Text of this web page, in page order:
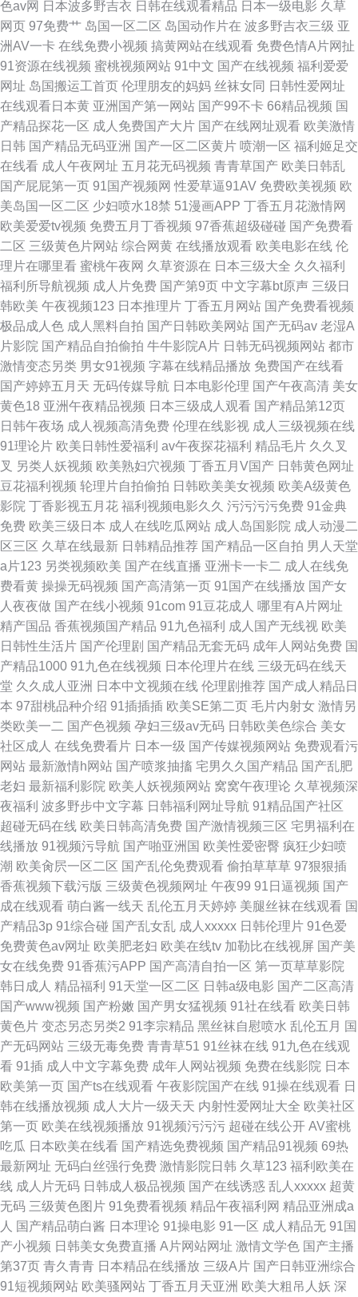
色av网 日本波多野吉衣 日韩在线观看精品 日本一级电影 久草
网页 97免费艹 岛国一区二区 岛国动作片在 波多野吉衣三级 亚
洲AV一卡 在线免费小视频 搞黄网站在线观看 免费色情A片网扯
91资源在线视频 蜜桃视频网站 91中文 国产在线视频 福利爱爱
网址 岛国搬运工首页 伦理朋友的妈妈 丝袜女同 日韩性爱网址
在线观看日本黄 亚洲国产第一网站 国产99不卡 66精品视频 国
产精品探花一区 成人免费国产大片 国产在线网址观看 欧美激情
日韩 国产精品无码亚洲 国产一区二区黄片 喷潮一区 福利姬足交
在线看 成人午夜网址 五月花无码视频 青青草国产 欧美日韩乱
国产屁屁第一页 91国产视频网 性爱草逼91AV 免费欧美视频 欧
美岛国一区二区 少妇喷水18禁 51漫画APP 丁香五月花激情网
欧美爱爱tv视频 免费五月丁香视频 97香蕉超级碰碰 国产免费看
二区 三级黄色片网站 综合网黄 在线播放观看 欧美电影在线 伦
理片在哪里看 蜜桃午夜网 久草资源在 日本三级大全 久久福利
福利所导航视频 成人片免费 国产第9页 中文字幕bt原声 三级日
韩欧美 午夜视频123 日本推理片 丁香五月网站 国产免费看视频
极品成人色 成人黑料自拍 国产日韩欧美网站 国产无码av 老湿A
片影院 国产精品自拍偷拍 牛牛影院A片 日韩无码视频网站 都市
激情变态另类 男女91视频 字幕在线精品播放 免费国产在线看
国产婷婷五月天 无码传媒导航 日本电影伦理 国产午夜高清 美女
黄色18 亚洲午夜精品视频 日本三级成人观看 国产精品第12页
日韩午夜场 成人视频高清免费 伦理在线影视 成人三级视频在线
91理论片 欧美日韩性爱福利 av午夜探花福利 精品毛片 久久叉
叉 另类人妖视频 欧美熟妇穴视频 丁香五月V国产 日韩黄色网址
豆花福利视频 轮理片自拍偷拍 日韩欧美美女视频 欧美A级黄色
影院 丁香影视五月花 福利视频电影久久 污污污污免费 91金典
免费 欧美三级日本 成人在线吃瓜网站 成人岛国影院 成人动漫二
区三区 久草在线最新 日韩精品推荐 国产精品一区自拍 男人天堂
a片123 另类视频欧美 国产在线直播 亚洲卡一卡二 成人在线免
费看黄 操操无码视频 国产高清第一页 91国产在线播放 国产女
人夜夜做 国产在线小视频 91com 91豆花成人 哪里有A片网址
精产国品 香蕉视频国产精品 91九色福利 成人国产无线视 欧美
日韩性生活片 国产伦理剧 国产精品无套无码 成年人网站免费 国
产精品1000 91九色在线视频 日本伦理片在线 三级无码在线天
堂 久久成人亚洲 日本中文视频在线 伦理剧推荐 国产成人精品日
本 97甜桃品种介绍 91插插插 欧美SE第二页 毛片内射女 激情另
类欧美一二 国产色视频 孕妇三级av无码 日韩欧美色综合 美女
社区成人 在线免费看片 日本一级 国产传媒视频网站 免费观看污
网站 最新激情h网站 国产喷浆抽搐 宅男久久国产精品 国产乱肥
老妇 最新福利影院 欧美人妖视频网站 窝窝午夜理论 久草视频深
夜福利 波多野步中文字幕 日韩福利网址导航 91精品国产社区
超碰无码在线 欧美日韩高清免费 国产激情视频三区 宅男福利在
线播放 91视频污导航 国产啪亚洲国 欧美性爱密臀 疯狂少妇喷
潮 欧美肏屄一区二区 国产乱伦免费观看 偷拍草草草 97狠狠插
香蕉视频下载污版 三级黄色视频网址 午夜99 91日逼视频 国产
成在线观看 萌白酱一线天 乱伦五月天婷婷 美腿丝袜在线观看 国
产精品3p 91综合碰 国产乱女乱 成人xxxxx 日韩伦理片 91色爱
免费黄色av网址 欧美肥老妇 欧美在线tv 加勒比在线视屏 国产美
女在线免费 91香蕉污APP 国产高清自拍一区 第一页草草影院
韩日成人 精品福利 91天堂一区二区 日韩a级电影 国产二区高清
国产www视频 国产粉嫩 国产男女猛视频 91社在线看 欧美日韩
黄色片 变态另态另类2 91李宗精品 黑丝袜自慰喷水 乱伦五月 国
产无码网站 三级无毒免费 青青草51 91丝袜在线 91九色在线观
看 91插 成人中文字幕免费 成年人网站视频 免费在线影院 日本
欧美第一页 国产ts在线观看 午夜影院国产在线 91操在线观看 日
韩在线播放视频 成人大片一级天天 内射性爱网址大全 欧美社区
第一页 欧美在线视频播放 91视频污污污 超碰在线公开 AV蜜桃
吃瓜 日本欧美在线看 国产精选免费视频 国产精品91视频 69热
最新网址 无码白丝强行免费 激情影院日韩 久草123 福利欧美在
线 成人片无码 日韩成人极品视频 国产在线诱惑 乱人xxxxx 超黄
无码 三级黄色图片 91免费看视频 精品午夜福利网 精品亚洲成a
人 国产精品萌白酱 日本理论 91操电影 91一区 成人精品无 91国
产小视频 日韩美女免费直播 A片网站网址 激情文学色 国产主播
第37页 青久青青 日本精品在线播放 三级A片 国产日韩亚洲综合
91短视频网站 欧美骚网站 丁香五月天亚洲 欧美大粗吊人妖 深